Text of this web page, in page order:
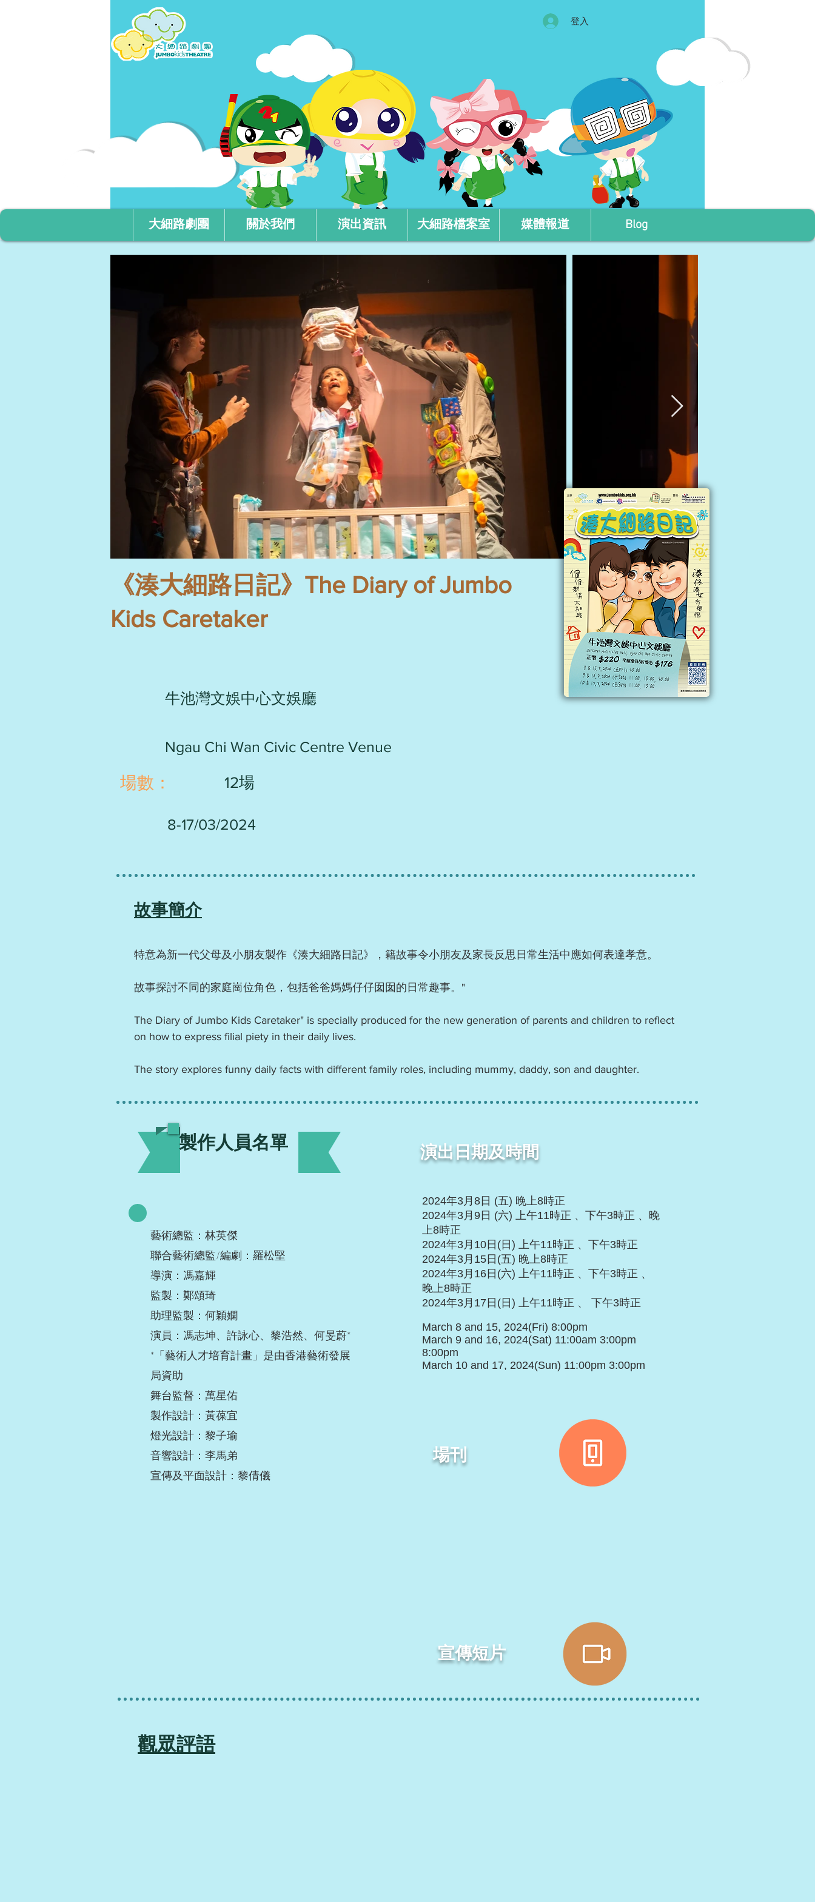
登入
大細路劇團 關於我們 演出資訊 大細路檔案室 媒體報道 Blog
《湊大細路日記》The Diary of Jumbo
Kids Caretaker
牛池灣文娛中心文娛廳
Ngau Chi Wan Civic Centre Venue
​場數： 12場
8-17/03/2024
故事簡介
特意為新一代父母及小朋友製作《湊大細路日記》，籍故事令小朋友及家長反思日常生活中應如何表達孝意。
故事探討不同的家庭崗位角色，包括爸爸媽媽仔仔囡囡的日常趣事。"
The Diary of Jumbo Kids Caretaker" is specially produced for the new generation of parents and children to reflect
on how to express filial piety in their daily lives.
The story explores funny daily facts with different family roles, including mummy, daddy, son and daughter.
製作人員名單
藝術總監：林英傑
聯合藝術總監/編劇：羅松堅
導演：馮嘉輝
監製：鄭頌琦
助理監製：何穎嫻
演員：馮志坤、許詠心、黎浩然、何旻蔚*
*「藝術人才培育計畫」是由香港藝術發展
局資助
舞台監督：萬星佑
製作設計：黃葆宜
燈光設計：黎子瑜
音響設計：李馬弟
宣傳及平面設計：黎倩儀
2024年3月8日 (五) 晚上8時正
2024年3月9日 (六) 上午11時正 、下午3時正 、晚
上8時正
2024年3月10日(日) 上午11時正 、下午3時正
2024年3月15日(五) 晚上8時正
2024年3月16日(六) 上午11時正 、下午3時正 、
晚上8時正
2024年3月17日(日) 上午11時正 、 下午3時正
March 8 and 15, 2024(Fri) 8:00pm
March 9 and 16, 2024(Sat) 11:00am 3:00pm
8:00pm
March 10 and 17, 2024(Sun) 11:00pm 3:00pm
演出日期及時間
場刊
​宣傳短片
​觀眾評語